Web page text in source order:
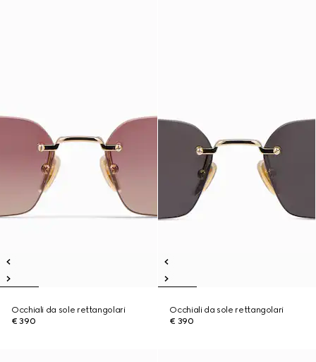
Occhiali da sole rettangolari
€ 390
Occhiali da sole rettangolari
€ 390